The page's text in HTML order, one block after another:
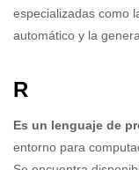
especializadas como
automático y la
R
Es un lenguaje de
entorno para